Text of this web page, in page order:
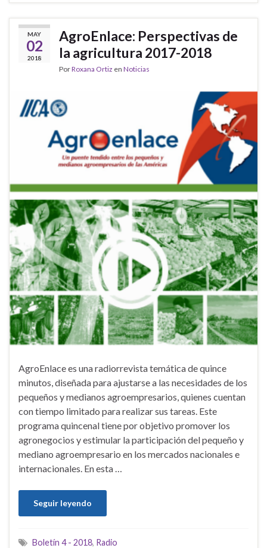
MAY
02
2018
AgroEnlace: Perspectivas de
la agricultura 2017-2018
PorRoxana Ortiz en Noticias
AgroEnlace es una radiorrevista temática de quince
minutos, diseñada para ajustarse a las necesidades de los
pequeños y medianos agroempresarios, quienes cuentan
con tiempo limitado para realizar sus tareas. Este
programa quincenal tiene por objetivo promover los
agronegocios y estimular la participación del pequeño y
mediano agroempresario en los mercados nacionales e
internacionales. En esta …
Seguir leyendo
Boletín 4 - 2018, Radio